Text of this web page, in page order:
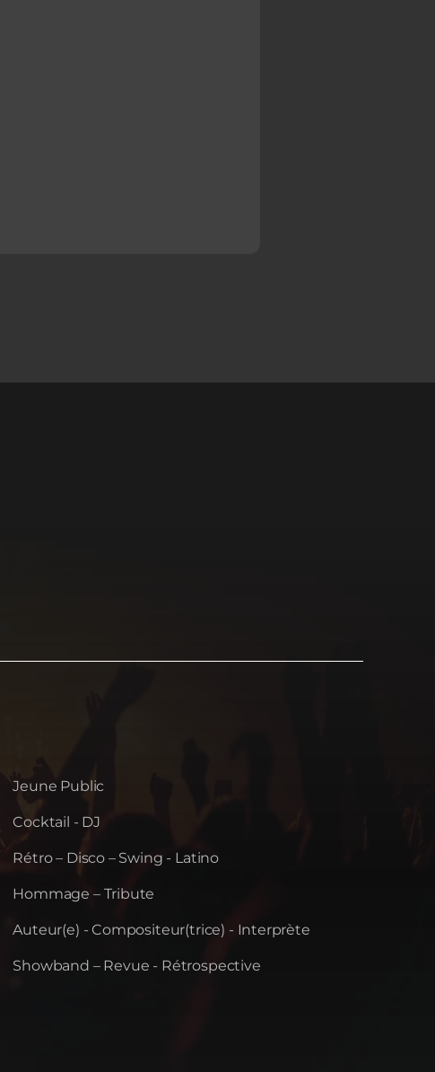
Jeune Public
Cocktail - DJ
Rétro – Disco – Swing - Latino
Hommage – Tribute
Auteur(e) - Compositeur(trice) - Interprète
Showband – Revue - Rétrospective